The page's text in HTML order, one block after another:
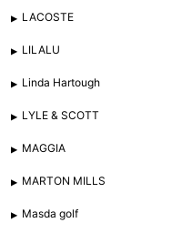
LACOSTE
LILALU
Linda Hartough
LYLE & SCOTT
MAGGIA
MARTON MILLS
Masda golf